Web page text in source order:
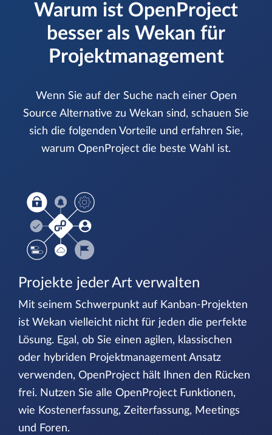
Warum ist OpenProject
besser als Wekan für
Projektmanagement
Wenn Sie auf der Suche nach einer Open
Source Alternative zu Wekan sind, schauen Sie
sich die folgenden Vorteile und erfahren Sie,
warum OpenProject die beste Wahl ist.
Projekte jeder Art verwalten
Mit seinem Schwerpunkt auf Kanban-Projekten
ist Wekan vielleicht nicht für jeden die perfekte
Lösung. Egal, ob Sie einen agilen, klassischen
oder hybriden Projektmanagement Ansatz
verwenden, OpenProject hält Ihnen den Rücken
frei. Nutzen Sie alle OpenProject Funktionen,
wie Kostenerfassung, Zeiterfassung, Meetings
und Foren.